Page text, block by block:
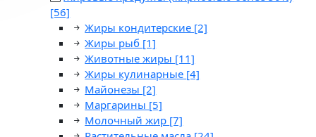
[56]
Жиры кондитерские [2]
Жиры рыб [1]
Животные жиры [11]
Жиры кулинарные [4]
Майонезы [2]
Маргарины [5]
Молочный жир [7]